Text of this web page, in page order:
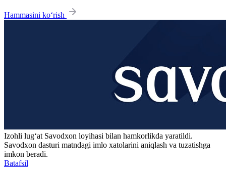
Hammasini ko‘rish
Izohli lugʻat Savodxon loyihasi bilan hamkorlikda yaratildi.
Savodxon dasturi matndagi imlo xatolarini aniqlash va tuzatishga
imkon beradi.
Batafsil